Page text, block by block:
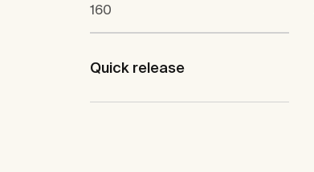
160
Quick release